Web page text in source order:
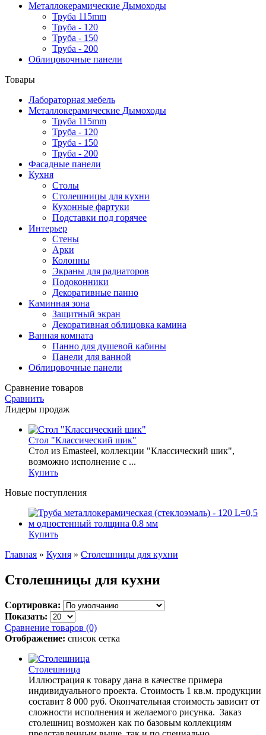
Металлокерамические Дымоходы
Труба 115mm
Труба - 120
Труба - 150
Труба - 200
Облицовочные панели
Товары
Лабораторная мебель
Металлокерамические Дымоходы
Труба 115mm
Труба - 120
Труба - 150
Труба - 200
Фасадные панели
Кухня
Столы
Столешницы для кухни
Кухонные фартуки
Подставки под горячее
Интерьер
Стены
Арки
Колонны
Экраны для радиаторов
Подоконники
Декоративные панно
Каминная зона
Защитный экран
Декоративная облицовка камина
Ванная комната
Панно для душевой кабины
Панели для ванной
Облицовочные панели
Сравнение товаров
Сравнить
Лидеры продаж
Стол "Классический шик"
Стол из Emasteel, коллекции "Классический шик",
возможно исполнение с ...
Купить
Новые поступления
Купить
Главная » Кухня » Столешницы для кухни
Столешницы для кухни
Сортировка:
Показать:
Сравнение товаров (0)
Отображение: список сетка
Столешница
Иллюстрация к товару дана в качестве примера
индивидуального проекта. Стоимость 1 кв.м. продукции
составит 8 000 руб. Окончательная стоимость зависит от
сложности исполнения и желаемого рисунка. Заказ
столешниц возможен как по базовым коллекциям